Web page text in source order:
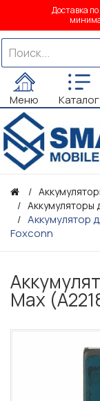
Доставка
Меню Каталог
Аккумуляторы
Аккумулятор
Foxconn
Max